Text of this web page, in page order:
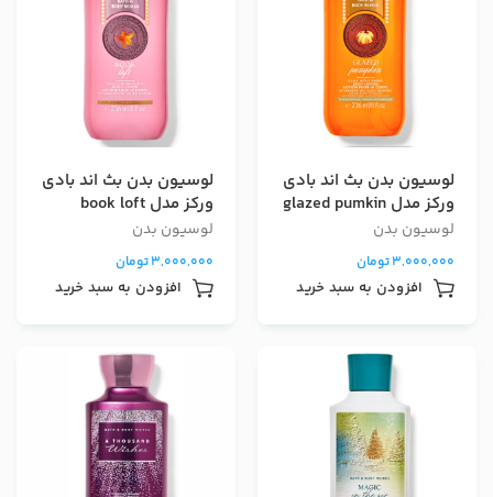
لوسیون بدن بث اند بادی
ورکز مدل glazed pumkin
لوسیون بدن
3,000,000تومان
افزودن به سبد خرید
لوسیون بدن بث اند بادی
ورکز مدل book loft
لوسیون بدن
3,000,000تومان
افزودن به سبد خرید